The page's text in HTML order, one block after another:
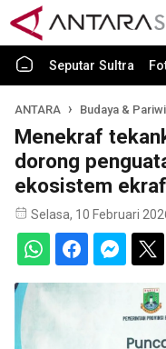
Seputar Sultra
ANTARA Budaya &
Menekraf
dorong
ekosistem ekraf
Selasa, 10 Februari